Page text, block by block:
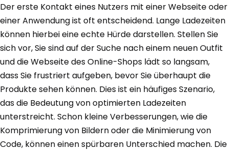
Der erste Kontakt eines Nutzers mit einer Webseite oder
einer Anwendung ist oft entscheidend. Lange Ladezeiten
können hierbei eine echte Hürde darstellen. Stellen Sie
sich vor, Sie sind auf der Suche nach einem neuen Outfit
und die Webseite des Online-Shops lädt so langsam,
dass Sie frustriert aufgeben, bevor Sie überhaupt die
Produkte sehen können. Dies ist ein häufiges Szenario,
das die Bedeutung von optimierten Ladezeiten
unterstreicht. Schon kleine Verbesserungen, wie die
Komprimierung von Bildern oder die Minimierung von
Code, können einen spürbaren Unterschied machen. Die